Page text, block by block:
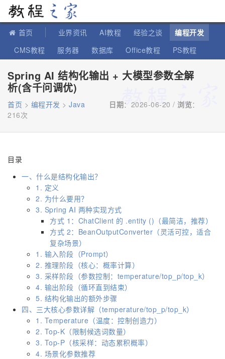
首页 业界资讯 AI教程 经验之谈
编程开发
CMS教程
服务器 数据库 Office教程
PS教程
Spring AI 结构化输出 + 大模型参数全解
析(含千问调优)
首页 > 编程开发 > Java 日期：2026-06-20 / 浏览：
216次
目录
一、什么是结构化输出？
1. 定义
2. 为什么要用？
3. Spring AI 两种实现方式
方式 1：ChatClient 的 .entity ()（最简洁，推荐）
方式 2：BeanOutputConverter（灵活可控，适合
复杂场景）
1. 输入阶段（Prompt）
2. 推理阶段（核心：概率计算）
3. 采样阶段（参数控制：temperature/top_p/top_k）
4. 输出阶段（循环直到结束）
5. 结构化输出的额外步骤
四、三大核心参数详解（temperature/top_p/top_k）
1. Temperature（温度：控制创造力）
2. Top-K（限制候选词数量）
3. Top-P（核采样：动态累积概率）
4. 场景化参数推荐